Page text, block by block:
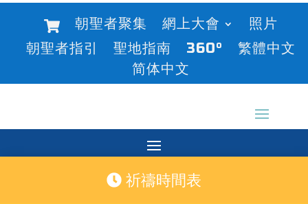
朝聖者聚集 網上大會
照片
朝聖者指引
聖地指南 360°
繁體中文
简体中文
祈禱時間表